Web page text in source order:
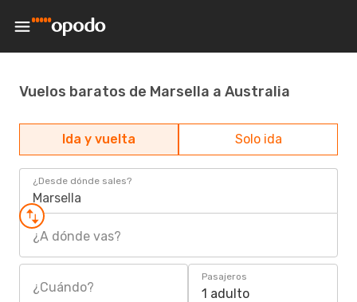
Vuelos baratos de Marsella a Australia
Ida y vuelta Solo ida
¿Desde dónde sales?
Marsella
¿A dónde vas?
¿Cuándo?
Pasajeros
1 adulto